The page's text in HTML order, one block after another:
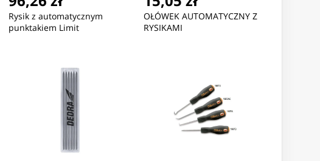
Rysik z automatycznym
punktakiem Limit
OŁÓWEK AUTOMATYCZNY Z
RYSIKAMI